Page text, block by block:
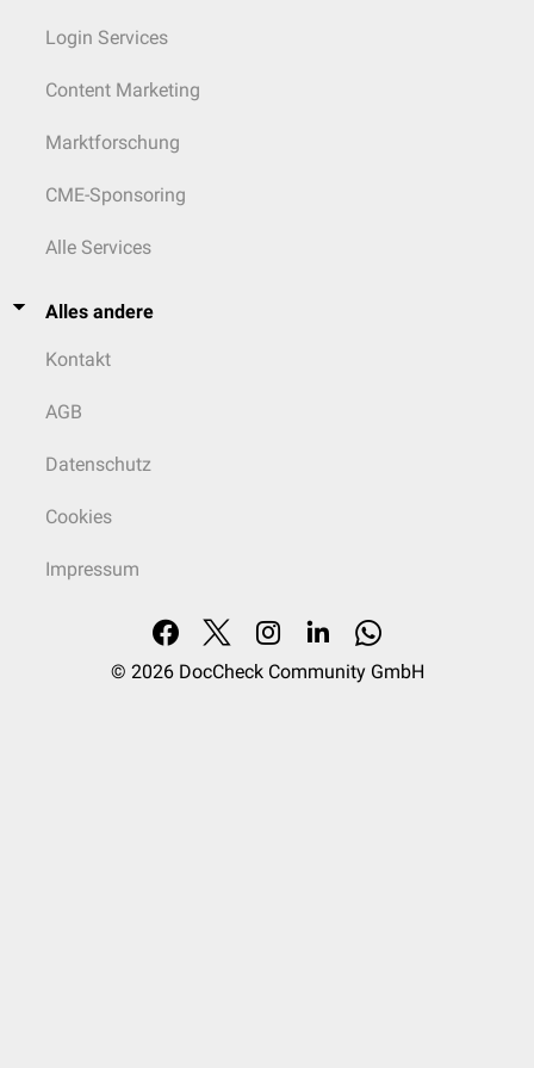
Login Services
Content Marketing
Marktforschung
CME-Sponsoring
Alle Services
Alles andere
Kontakt
AGB
Datenschutz
Cookies
Impressum
© 2026 DocCheck Community GmbH